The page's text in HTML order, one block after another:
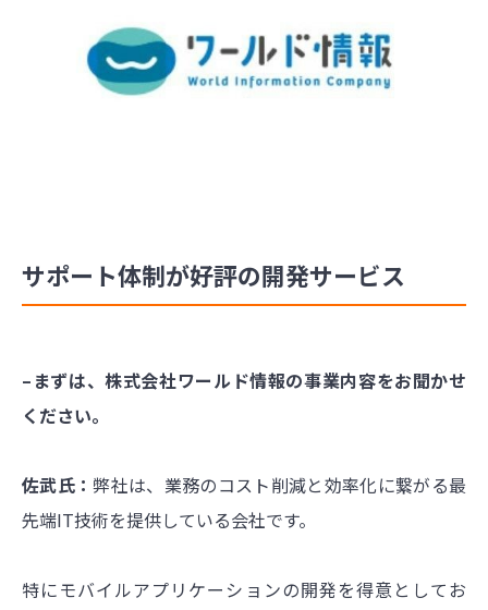
サポート体制が好評の開発サービス
–まずは、株式会社ワールド情報の事業内容をお聞かせ
ください。
佐武氏：弊社は、業務のコスト削減と効率化に繋がる最
先端IT技術を提供している会社です。
特にモバイルアプリケーションの開発を得意としてお